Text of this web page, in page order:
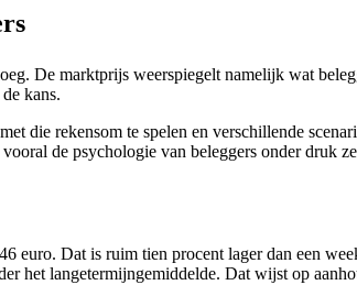
De marktprijs weerspiegelt namelijk wat
kans.
die rekensom te spelen en verschillende
de psychologie van beleggers onder druk
euro. Dat is ruim tien procent lager dan een
het langetermijngemiddelde. Dat wijst op